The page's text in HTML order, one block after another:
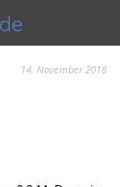
14. November 2018